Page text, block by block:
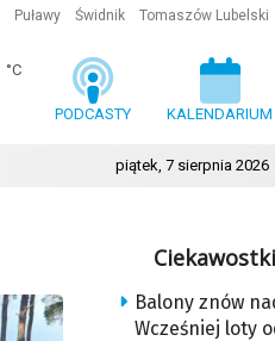
Puławy Świdnik Tomaszów Lubelski
°C
PODCASTY KALENDARIUM
piątek, 7 sierpnia 2026
Ciekawostki
Balony znów
Wcześniej loty